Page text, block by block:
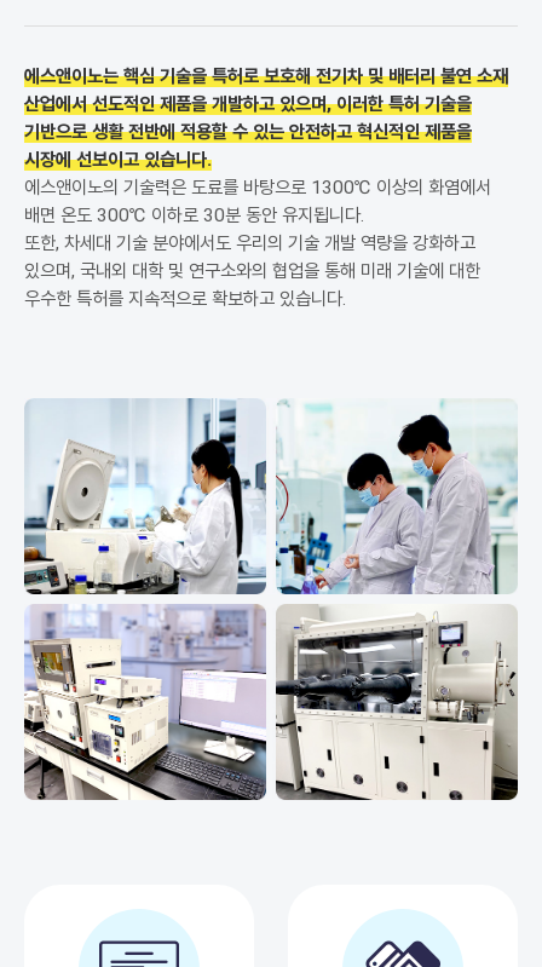
에스앤이노는 핵심 기술을 특허로 보호해 전기차 및 배터리 불연 소재
산업에서 선도적인 제품을 개발하고 있으며,이러한 특허 기술을
기반으로 생활 전반에 적용할 수 있는 안전하고 혁신적인 제품을
시장에 선보이고 있습니다.
에스앤이노의 기술력은 도료를 바탕으로 1300℃ 이상의 화염에서
배면 온도 300℃ 이하로 30분 동안 유지됩니다.
또한, 차세대 기술 분야에서도 우리의 기술 개발 역량을 강화하고
있으며, 국내외 대학 및 연구소와의 협업을 통해 미래 기술에 대한
우수한 특허를 지속적으로 확보하고 있습니다.